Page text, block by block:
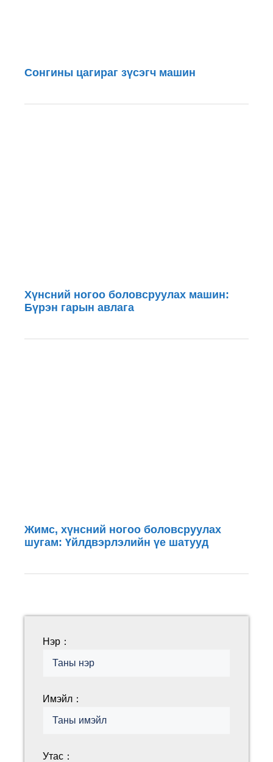
Сонгины цагираг зүсэгч машин
Хүнсний ногоо боловсруулах машин:
Бүрэн гарын авлага
Жимс, хүнсний ногоо боловсруулах
шугам: Үйлдвэрлэлийн үе шатууд
Нэр：
Имэйл：
Утас：